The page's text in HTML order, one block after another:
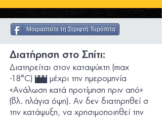
Μοιραστείτε τη Στριφτή Τυρόπιτα
Διατήρηση στο Σπίτι:
Διατηρείται στον καταψύκτη (max
-18°C) *** μέχρι την ημεροµηνία
«Ανάλωση κατά προτίμηση πριν από»
(βλ. πλάγια όψη). Αν δεν διατηρηθεί σ
την κατάψυξη, να χρησιμοποιηθεί την